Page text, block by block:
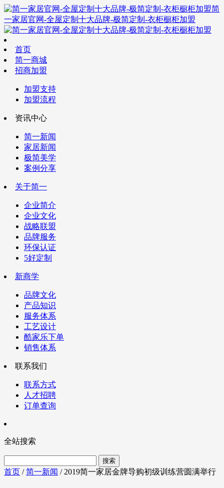
简
一家居官网-全屋定制十大品牌-极简定制-衣柜橱柜加盟
首页
简一商城
招商加盟
加盟支持
加盟流程
资讯中心
简一新闻
家居新闻
极简美学
案例分享
关于简一
企业简介
企业文化
战略联盟
品牌服务
环保认证
5好定制
新商学
品牌文化
产品知识
服务体系
工艺设计
酷家乐下单
销售体系
联系我们
联系方式
人才招聘
订单查询
全站搜索
首页 /简一新闻 / 2019简一家居金牌导购初级训练营圆满举行